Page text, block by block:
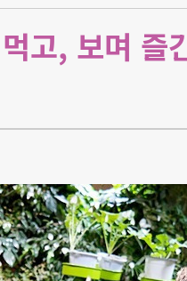
고, 보며 즐